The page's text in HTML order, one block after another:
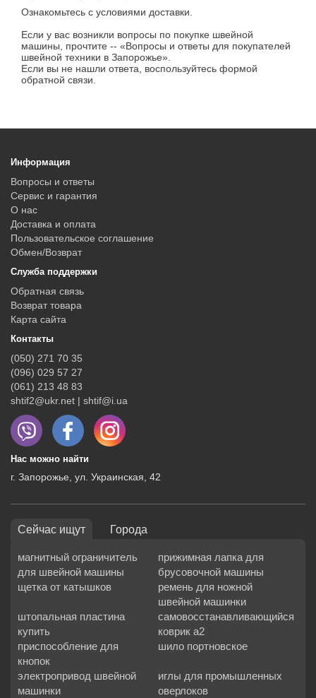
Ознакомьтесь с условиями доставки.
Если у вас возникли вопросы по покупке швейной
машины, прочтите -- «Вопросы и ответы для покупателей
швейной техники в Запорожье».
Если вы не нашли ответа, воспользуйтесь формой
обратной связи.
Информация
Вопросы и ответы
Сервис и гарантия
О нас
Доставка и оплата
Пользовательское соглашение
Обмен/Возврат
Служба поддержки
Обратная связь
Возврат товара
Карта сайта
Контакты
(050) 271 70 35
(096) 029 57 27
(061) 213 48 83
shtif2@ukr.net | shtif@i.ua
Нас можно найти
г. Запорожье, ул. Украинская, 42
Сейчас ищут Города
магнитный ограничитель
для швейной машины
прижимная лапка для
брусовочной машины
щетка от катышков
ремень для ножной
швейной машинки
штопальная пластина
купить
самовосстанавливающийся
коврик а2
приспособление для
кнопок
шило портновское
электропривод швейной
машинки
иглы для промышленных
оверлоков